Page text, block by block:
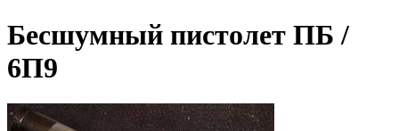
Бесшумный пистолет ПБ /
6П9